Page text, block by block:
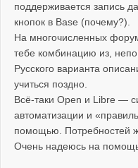
поддерживается запись
кнопок в Base (почему?).
На многочисленных
тебе комбинацию из,
Русского варианта
учиться поздно.
Всё-таки Open и Libre —
автоматизации и
помощью. Потребностей
Очень надеюсь на